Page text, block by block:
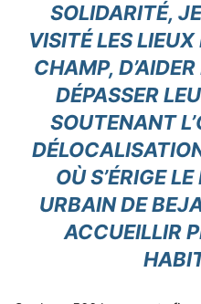
SOLIDARITÉ,
VISITÉ LES
CHAMP,
DÉPASSER
SOUTENANT
OÙ S’ÉRIGE
URBAIN DE
ACCUEILLIR